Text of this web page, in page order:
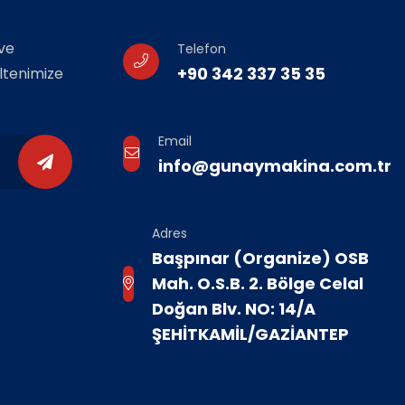
Telefon
+90 342 337 35 35
Email
info@gunaymakina.com.tr
Adres
Başpınar (Organize) OSB
Mah. O.S.B. 2. Bölge Celal
Doğan Blv. NO: 14/A
ŞEHİTKAMİL/GAZİANTEP